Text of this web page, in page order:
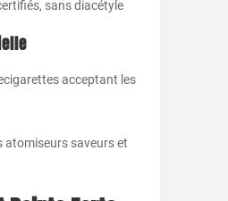
sans diacétyle
acceptant les
atomiseurs saveurs et